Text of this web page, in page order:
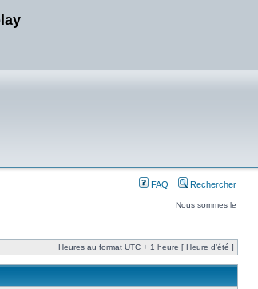
FAQ Rechercher
Nous sommes le
Heures au format UTC + 1 heure [ Heure d’été ]